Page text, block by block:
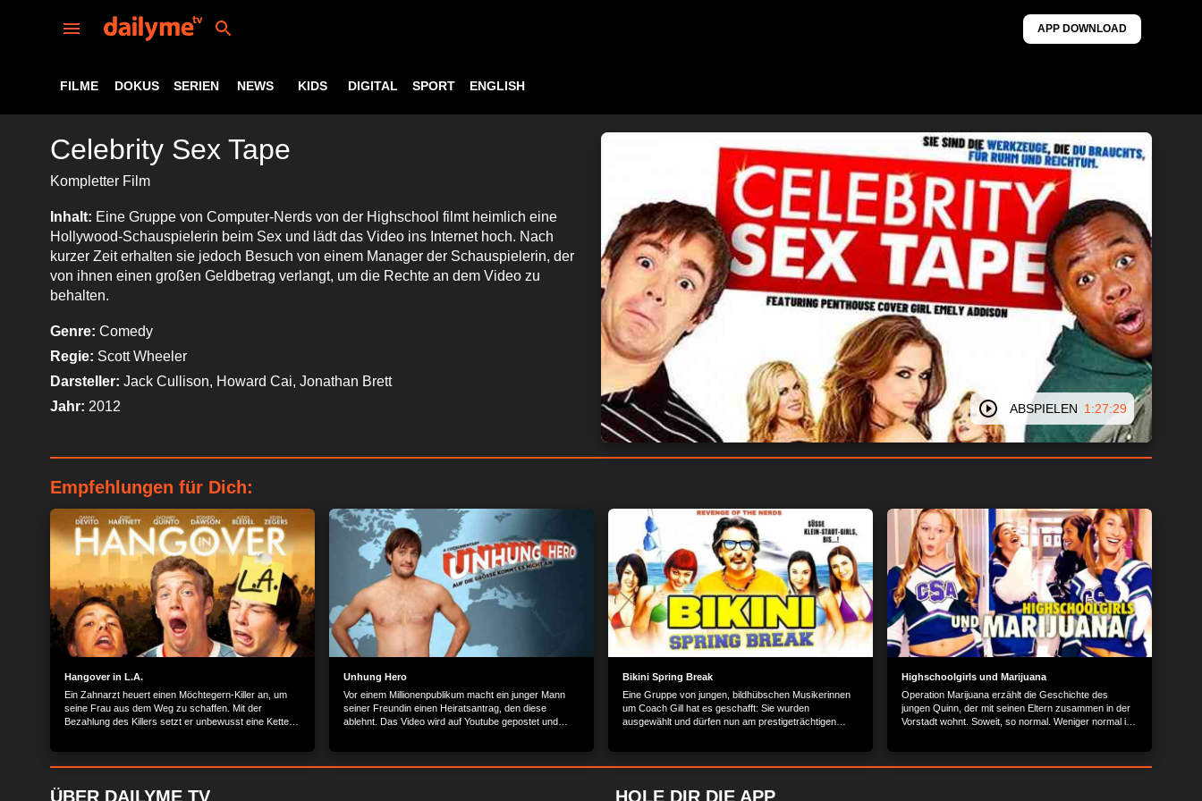
APP DOWNLOAD
FILME DOKUS SERIEN NEWS KIDS DIGITAL SPORT ENGLISH
ABSPIELEN 1:27:29
Celebrity Sex Tape
Kompletter Film
Inhalt: Eine Gruppe von Computer-Nerds von der Highschool filmt heimlich eine
Hollywood-Schauspielerin beim Sex und lädt das Video ins Internet hoch. Nach
kurzer Zeit erhalten sie jedoch Besuch von einem Manager der Schauspielerin, der
von ihnen einen großen Geldbetrag verlangt, um die Rechte an dem Video zu
behalten.
Genre: Comedy
Regie: Scott Wheeler
Darsteller: Jack Cullison, Howard Cai, Jonathan Brett
Jahr: 2012
Empfehlungen für Dich:
Hangover in L.A.
Ein Zahnarzt heuert einen Möchtegern-Killer an, um
seine Frau aus dem Weg zu schaffen. Mit der
Bezahlung des Killers setzt er unbewusst eine Kette
Unhung Hero
Vor einem Millionenpublikum macht ein junger Mann
seiner Freundin einen Heiratsantrag, den diese
ablehnt. Das Video wird auf Youtube gepostet und
Bikini Spring Break
Eine Gruppe von jungen, bildhübschen Musikerinnen
um Coach Gill hat es geschafft: Sie wurden
ausgewählt und dürfen nun am prestigeträchtigen
Highschoolgirls und Marijuana
Operation Marijuana erzählt die Geschichte des
jungen Quinn, der mit seinen Eltern zusammen in der
Vorstadt wohnt. Soweit, so normal. Weniger normal ist
ÜBER DAILYME TV HOLE DIR DIE APP